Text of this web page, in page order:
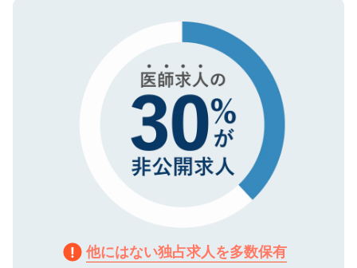
で、機密保持に関してもご安心ください。
他にはない独占求人を多数保有